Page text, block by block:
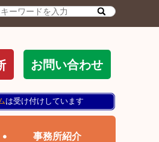
お問い合わせ
は受け付けしています
事務所紹介